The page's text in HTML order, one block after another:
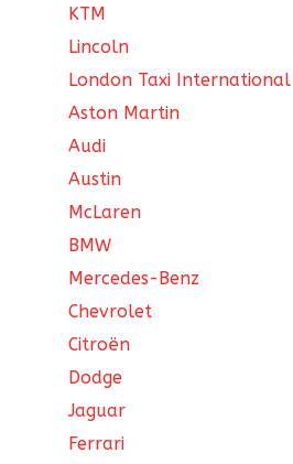
KTM
Lincoln
London Taxi International
Aston Martin
Audi
Austin
McLaren
BMW
Mercedes-Benz
Chevrolet
Citroën
Dodge
Jaguar
Ferrari